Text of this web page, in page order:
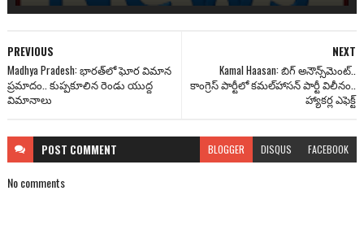
NEXT
Kamal Haasan: బిగ్ అనౌన్స్‌మెంట్..
కాంగ్రెస్ పార్టీలో కమల్‌హాసన్ పార్టీ విలీనం..
హ్యాకర్ల ఎఫెక్ట్
PREVIOUS
Madhya Pradesh: భారత్‌లో ఘోర విమాన
ప్రమాదం.. కుప్పకూలిన రెండు యుద్ద
విమానాలు
POST COMMENT BLOGGER DISQUS FACEBOOK
No comments